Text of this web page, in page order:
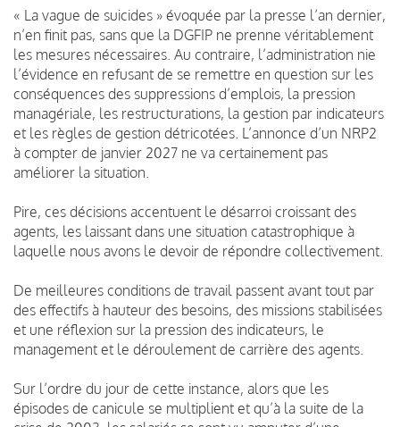
« La vague de suicides » évoquée par la presse l’an dernier,
n’en finit pas, sans que la DGFIP ne prenne véritablement
les mesures nécessaires. Au contraire, l’administration nie
l’évidence en refusant de se remettre en question sur les
conséquences des suppressions d’emplois, la pression
managériale, les restructurations, la gestion par indicateurs
et les règles de gestion détricotées. L’annonce d’un NRP2
à compter de janvier 2027 ne va certainement pas
améliorer la situation.
Pire, ces décisions accentuent le désarroi croissant des
agents, les laissant dans une situation catastrophique à
laquelle nous avons le devoir de répondre collectivement.
De meilleures conditions de travail passent avant tout par
des effectifs à hauteur des besoins, des missions stabilisées
et une réflexion sur la pression des indicateurs, le
management et le déroulement de carrière des agents.
Sur l’ordre du jour de cette instance, alors que les
épisodes de canicule se multiplient et qu’à la suite de la